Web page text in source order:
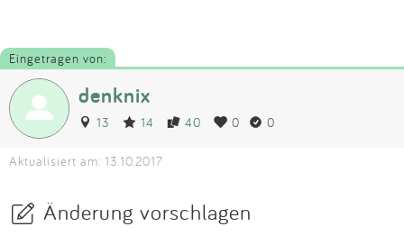
Eingetragen von:
denknix
13 14 40 0 0
Aktualisiert am: 13.10.2017
Änderung vorschlagen